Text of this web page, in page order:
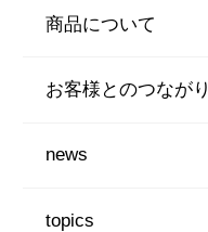
商品について
お客様とのつながり
news
topics